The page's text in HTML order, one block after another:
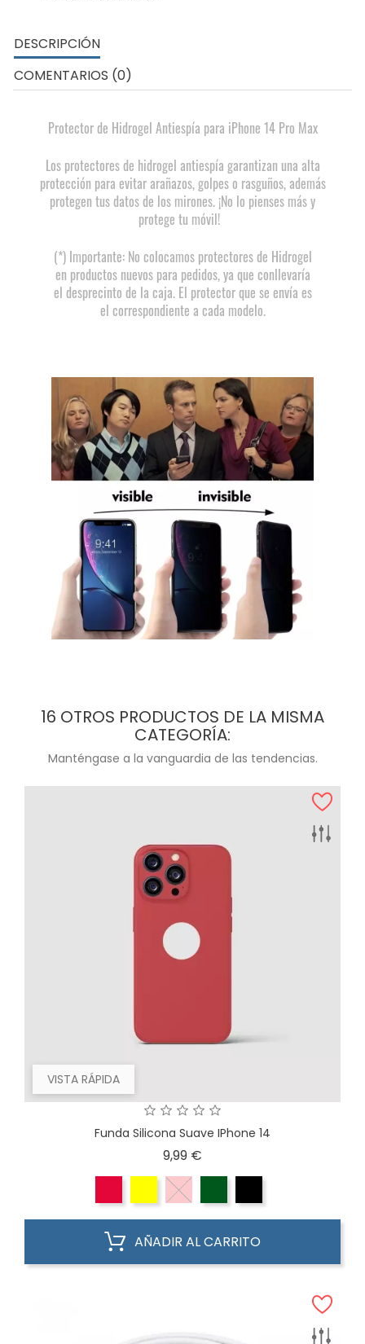
DESCRIPCIÓN
COMENTARIOS (0)
Protector de Hidrogel Antiespía para iPhone 14 Pro Max
Los protectores de hidrogel antiespía garantizan una alta
protección para evitar arañazos, golpes o rasguños, además
protegen tus datos de los mirones. ¡No lo pienses más y
protege tu móvil!
(*) Importante: No colocamos protectores de Hidrogel
en productos nuevos para pedidos, ya que conllevaría
el desprecinto de la caja. El protector que se envía es
el correspondiente a cada modelo.
16 OTROS PRODUCTOS DE LA MISMA
CATEGORÍA:
Manténgase a la vanguardia de las tendencias.
VISTA RÁPIDA
Funda Silicona Suave IPhone 14
9,99 €
AÑADIR AL CARRITO